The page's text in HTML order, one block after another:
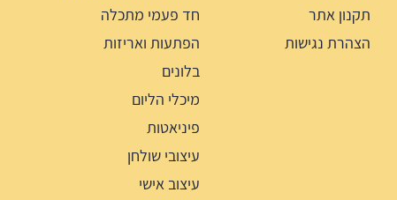
תקנון אתר
הצהרת נגישות
חד פעמי מתכלה
הפתעות ואריזות
בלונים
מיכלי הליום
פיניאטות
עיצובי שולחן
עיצוב אישי